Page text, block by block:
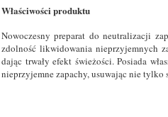
Właściwości produktu
Nowoczesny preparat do neutralizacji
zdolność likwidowania nieprzyjemnych
dając trwały efekt świeżości. Posiada
nieprzyjemne zapachy, usuwając nie